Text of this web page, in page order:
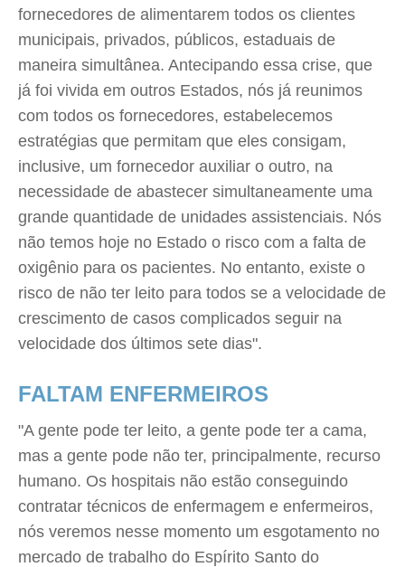
fornecedores de alimentarem todos os clientes
municipais, privados, públicos, estaduais de
maneira simultânea. Antecipando essa crise, que
já foi vivida em outros Estados, nós já reunimos
com todos os fornecedores, estabelecemos
estratégias que permitam que eles consigam,
inclusive, um fornecedor auxiliar o outro, na
necessidade de abastecer simultaneamente uma
grande quantidade de unidades assistenciais. Nós
não temos hoje no Estado o risco com a falta de
oxigênio para os pacientes. No entanto, existe o
risco de não ter leito para todos se a velocidade de
crescimento de casos complicados seguir na
velocidade dos últimos sete dias".
FALTAM ENFERMEIROS
"A gente pode ter leito, a gente pode ter a cama,
mas a gente pode não ter, principalmente, recurso
humano. Os hospitais não estão conseguindo
contratar técnicos de enfermagem e enfermeiros,
nós veremos nesse momento um esgotamento no
mercado de trabalho do Espírito Santo do